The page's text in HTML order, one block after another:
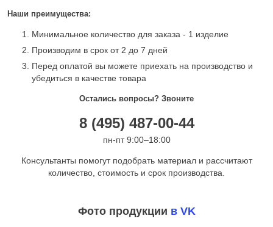
Наши преимущества:
Минимальное количество для заказа - 1 изделие
Производим в срок от 2 до 7 дней
Перед оплатой вы можете приехать на производство и
убедиться в качестве товара
Остались вопросы? Звоните
8 (495) 487-00-44
пн-пт 9:00–18:00
Консультанты помогут подобрать материал и рассчитают
количество, стоимость и срок производства.
Фото продукции в VK